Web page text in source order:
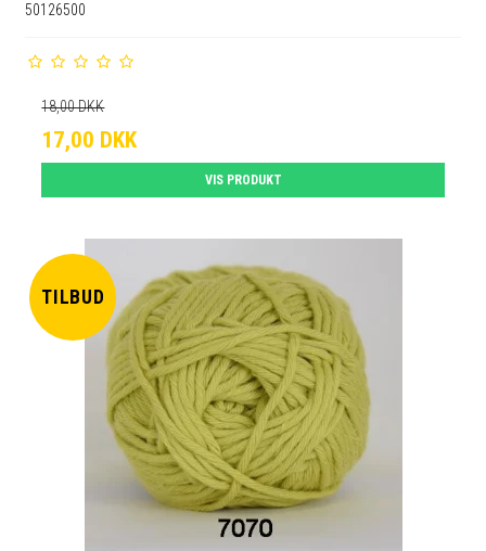
50126500
18,00 DKK
17,00 DKK
VIS PRODUKT
TILBUD